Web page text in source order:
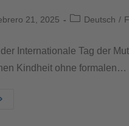
21, 2025 Deutsch /
Internationale Tag der
Kindheit ohne formalen…